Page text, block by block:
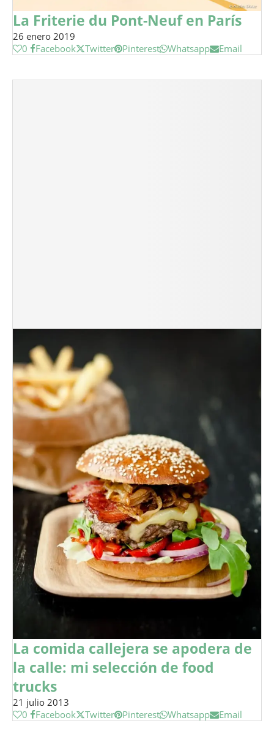
La Friterie du Pont-Neuf en París
26 enero 2019
0
Facebook Twitter Pinterest Whatsapp Email
La comida callejera se apodera de
la calle: mi selección de food
trucks
21 julio 2013
0
Facebook Twitter Pinterest Whatsapp Email